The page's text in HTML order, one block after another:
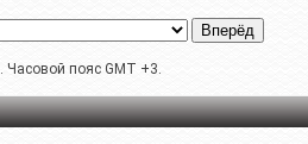
. Часовой пояс GMT +3.